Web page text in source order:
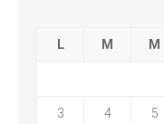
L M M
3 4 5